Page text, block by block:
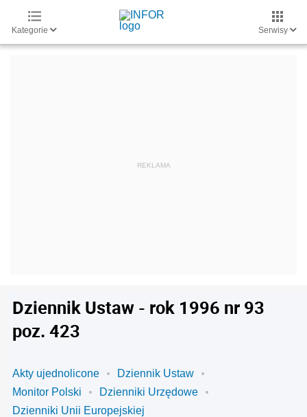
Kategorie Serwisy
Dziennik Ustaw - rok 1996 nr 93
poz. 423
Akty ujednolicone
Dziennik Ustaw
Monitor Polski
Dzienniki Urzędowe
Dzienniki Unii Europejskiej